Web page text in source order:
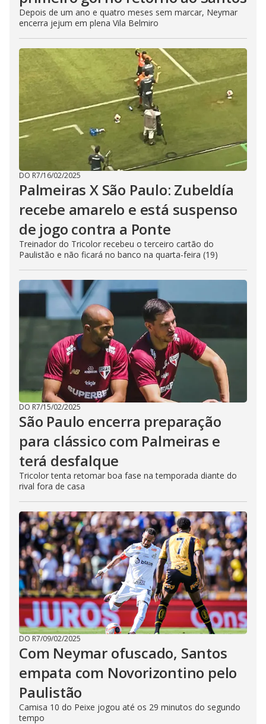
Depois de um ano e quatro meses sem marcar, Neymar
encerra jejum em plena Vila Belmiro
DO R7/16/02/2025
Palmeiras X São Paulo: Zubeldía
recebe amarelo e está suspenso
de jogo contra a Ponte
Treinador do Tricolor recebeu o terceiro cartão do
Paulistão e não ficará no banco na quarta-feira (19)
DO R7/15/02/2025
São Paulo encerra preparação
para clássico com Palmeiras e
terá desfalque
Tricolor tenta retomar boa fase na temporada diante do
rival fora de casa
DO R7/09/02/2025
Com Neymar ofuscado, Santos
empata com Novorizontino pelo
Paulistão
Camisa 10 do Peixe jogou até os 29 minutos do segundo
tempo